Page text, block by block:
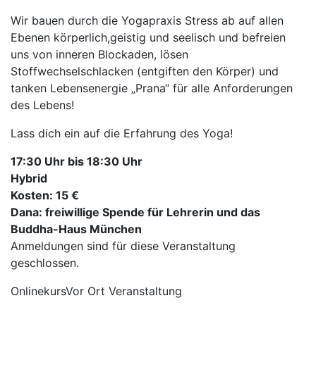
Wir bauen durch die Yogapraxis Stress ab auf allen
Ebenen körperlich,geistig und seelisch und befreien
uns von inneren Blockaden, lösen
Stoffwechselschlacken (entgiften den Körper) und
tanken Lebensenergie „Prana“ für alle Anforderungen
des Lebens!
Lass dich ein auf die Erfahrung des Yoga!
17:30 Uhr bis 18:30 Uhr
Hybrid
Kosten: 15 €
Dana: freiwillige Spende für Lehrerin und das
Buddha-Haus München
Anmeldungen sind für diese Veranstaltung
geschlossen.
OnlinekursVor Ort Veranstaltung